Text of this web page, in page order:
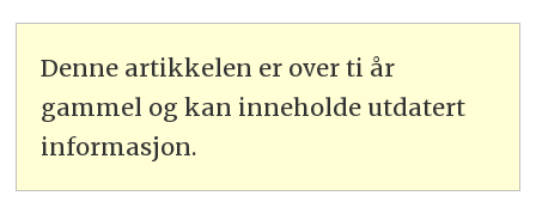
Denne artikkelen er over ti år
gammel og kan inneholde utdatert
informasjon.